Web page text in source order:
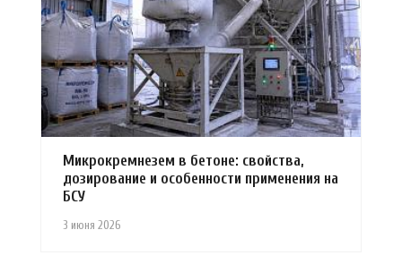
3 июня 2026
Микрокремнезем в бетоне: свойства,
дозирование и особенности применения на
БСУ